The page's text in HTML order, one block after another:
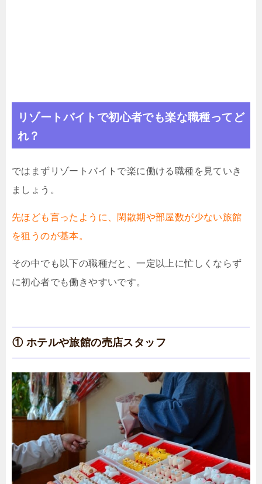
リゾートバイトで初心者でも楽な職種ってど
れ？
ではまずリゾートバイトで楽に働ける職種を見ていき
ましょう。
先ほども言ったように、閑散期や部屋数が少ない旅館
を狙うのが基本。
その中でも以下の職種だと、一定以上に忙しくならず
に初心者でも働きやすいです。
① ホテルや旅館の売店スタッフ